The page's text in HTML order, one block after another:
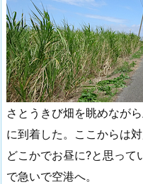
さとうきび畑を眺めなが
に到着した。ここからは
どこかでお昼に?と思っ
で急いで空港へ。